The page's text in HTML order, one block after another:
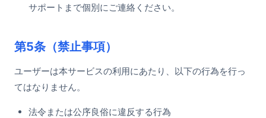
サポートまで個別にご連絡ください。
第5条（禁止事項）
ユーザーは本サービスの利用にあたり、以下の行為を行っ
てはなりません。
法令または公序良俗に違反する行為